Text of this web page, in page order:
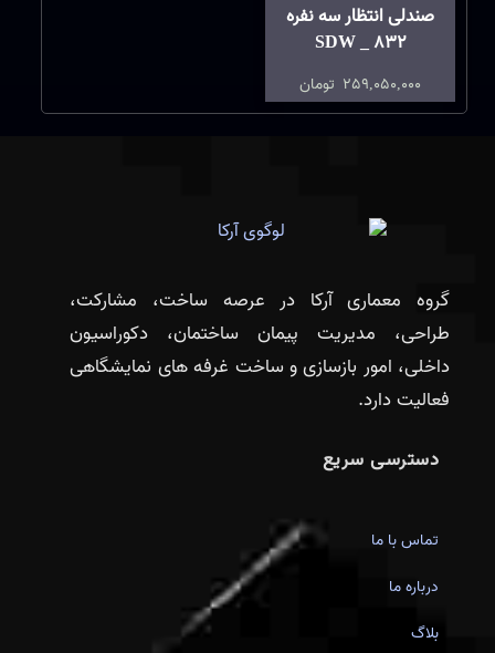
صندلی انتظار سه نفره
SDW _ 832
259,050,000 تومان
گروه معماری آرکا در عرصه ساخت، مشارکت،
طراحی، مدیریت پیمان ساختمان، دکوراسیون
داخلی، امور بازسازی و ساخت غرفه های نمایشگاهی
فعالیت دارد.
دسترسی سریع
تماس با ما
درباره ما
بلاگ